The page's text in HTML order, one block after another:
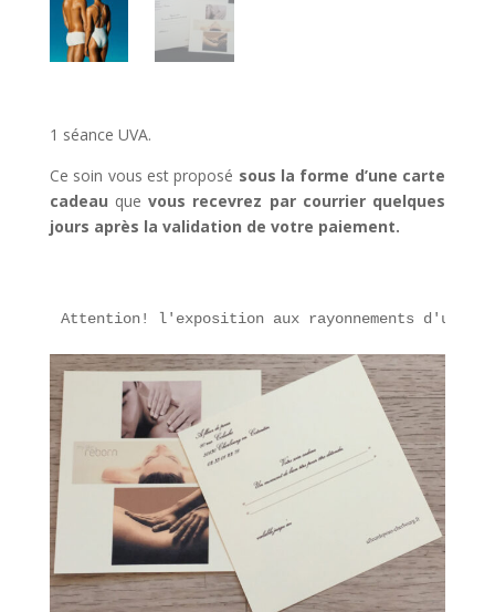
1 séance UVA.
Ce soin vous est proposé sous la forme d’une carte
cadeau quevous recevrez par courrier quelques
jours après la validation de votre paiement.
Attention! l'exposition aux rayonnements d'un